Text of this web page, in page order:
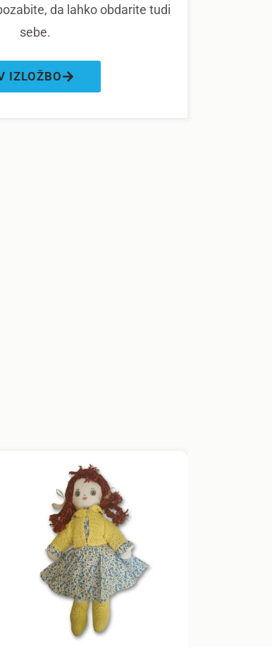
da lahko obdarite tudi
sebe.
IZLOŽBO